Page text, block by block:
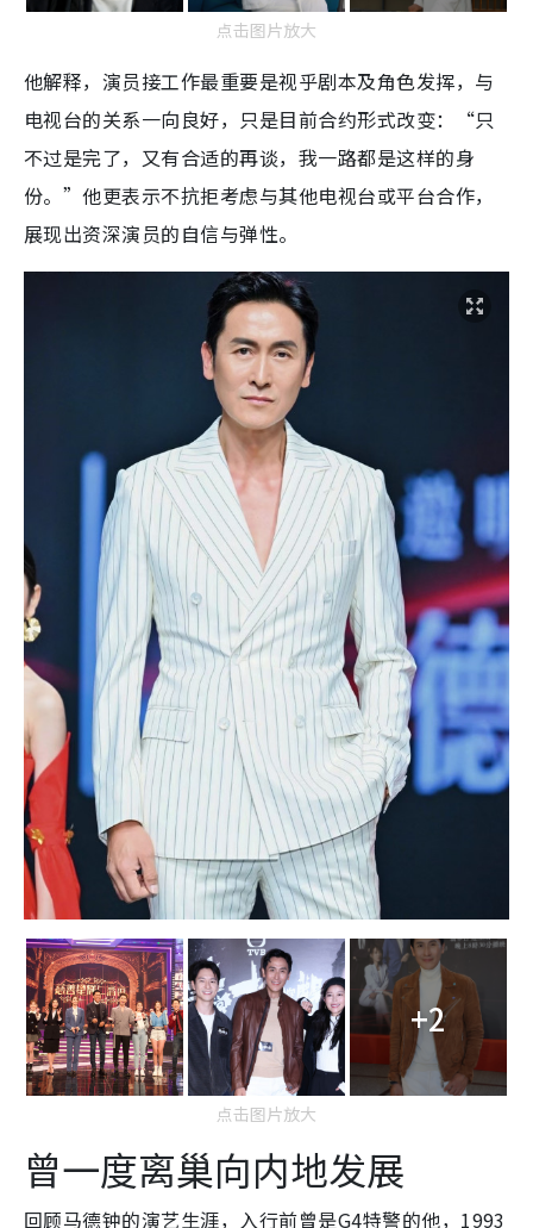
点击图片放大
他解释，演员接工作最重要是视乎剧本及角色发挥，与
电视台的关系一向良好，只是目前合约形式改变：“只
不过是完了，又有合适的再谈，我一路都是这样的身
份。”他更表示不抗拒考虑与其他电视台或平台合作，
展现出资深演员的自信与弹性。
+2
点击图片放大
曾一度离巢向内地发展
回顾马德钟的演艺生涯，入行前曾是G4特警的他，1993